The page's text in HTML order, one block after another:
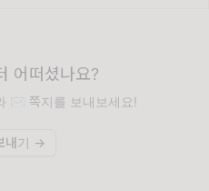
어떠셨나요?
✉️ 쪽지를 보내보세요!
내기 →